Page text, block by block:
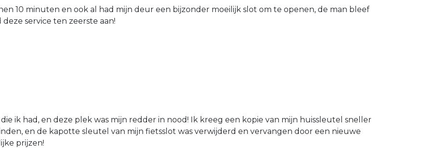
10 minuten en ook al had mijn deur een bijzonder moeilijk slot om te openen, de man bleef
service ten zeerste aan!
ik had, en deze plek was mijn redder in nood! Ik kreeg een kopie van mijn huissleutel sneller
en de kapotte sleutel van mijn fietsslot was verwijderd en vervangen door een nieuwe
prijzen!